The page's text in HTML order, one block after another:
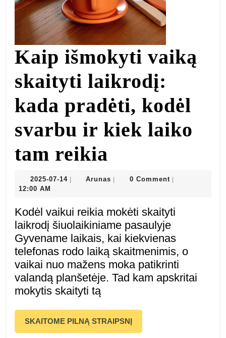
Kaip išmokyti vaiką
skaityti laikrodį:
kada pradėti, kodėl
svarbu ir kiek laiko
tam reikia
išmokyti
vaiką
skaityti
laikrodį:
kada
kodėl
2025-07-142025- Arunas Arunas0 Comment
12:00 AM
Kodėl vaikui reikia mokėti skaityti
laikrodį šiuolaikiniame pasaulyje
Gyvename laikais, kai kiekvienas
telefonas rodo laiką skaitmenimis, o
vaikai nuo mažens moka patikrinti
valandą planšetėje. Tad kam apskritai
mokytis skaityti tą
SKAITOME PILNĄ STRAIPSNĮSKAITOME
PILNĄ